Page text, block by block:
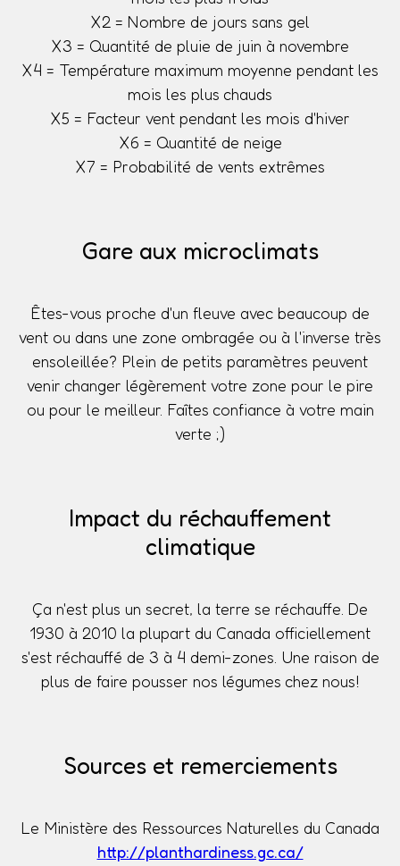
X2 = Nombre de jours sans gel
X3 = Quantité de pluie de juin à novembre
X4 = Température maximum moyenne pendant les
mois les plus chauds
X5 = Facteur vent pendant les mois d'hiver
X6 = Quantité de neige
X7 = Probabilité de vents extrêmes
Gare aux microclimats
Êtes-vous proche d'un fleuve avec beaucoup de
vent ou dans une zone ombragée ou à l'inverse très
ensoleillée? Plein de petits paramètres peuvent
venir changer légèrement votre zone pour le pire
ou pour le meilleur. Faîtes confiance à votre main
verte ;)
Impact du réchauffement
climatique
Ça n'est plus un secret, la terre se réchauffe. De
1930 à 2010 la plupart du Canada officiellement
s'est réchauffé de 3 à 4 demi-zones. Une raison de
plus de faire pousser nos légumes chez nous!
Sources et remerciements
Le Ministère des Ressources Naturelles du Canada
http://planthardiness.gc.ca/